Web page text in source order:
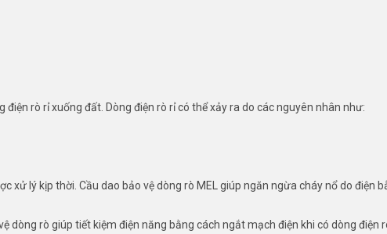
rò rỉ xuống đất. Dòng điện rò rỉ có thể xảy ra do các nguyên nhân như:
xử lý kịp thời. Cầu dao bảo vệ dòng rò MEL giúp ngăn ngừa cháy nổ do điện
dòng rò giúp tiết kiệm điện năng bằng cách ngắt mạch điện khi có dòng điện